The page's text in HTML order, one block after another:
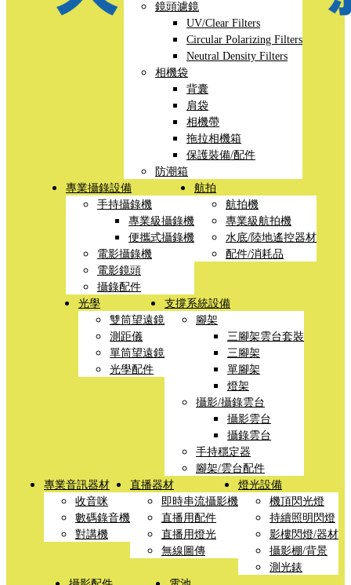
鏡頭濾鏡
UV/Clear Filters
Circular Polarizing Filters
Neutral Density Filters
相機袋
背囊
肩袋
相機帶
拖拉相機箱
保護裝備/配件
防潮箱
專業攝錄設備
手持攝錄機
專業級攝錄機
便攜式攝錄機
電影攝錄機
電影鏡頭
攝錄配件
航拍
航拍機
專業級航拍機
水底/陸地遙控器材
配件/消耗品
光學
雙筒望遠鏡
測距儀
單筒望遠鏡
光學配件
支撐系統設備
腳架
三腳架雲台套裝
三腳架
單腳架
燈架
攝影/攝錄雲台
攝影雲台
攝錄雲台
手持穩定器
腳架/雲台配件
專業音訊器材
收音咪
數碼錄音機
對講機
直播器材
即時串流攝影機
直播用配件
直播用燈光
無線圖傳
燈光設備
機頂閃光燈
持續照明閃燈
影樓閃燈/器材
攝影棚/背景
測光錶